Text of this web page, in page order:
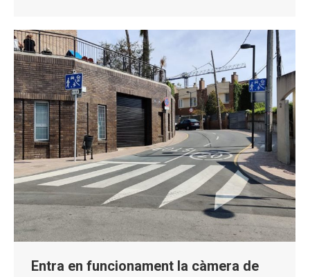
Entra en funcionament la càmera de